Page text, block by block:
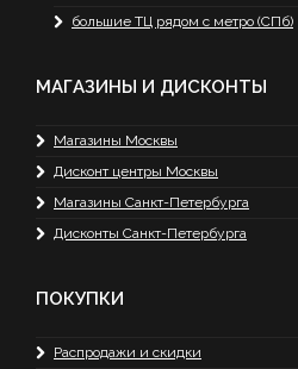
большие ТЦ рядом с метро (СПб)
МАГАЗИНЫ И ДИСКОНТЫ
Магазины Москвы
Дисконт центры Москвы
Магазины Санкт-Петербурга
Дисконты Санкт-Петербурга
ПОКУПКИ
Распродажи и скидки